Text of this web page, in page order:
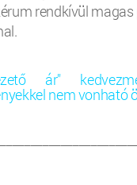
rendkívül magas
ár"
nem vonható